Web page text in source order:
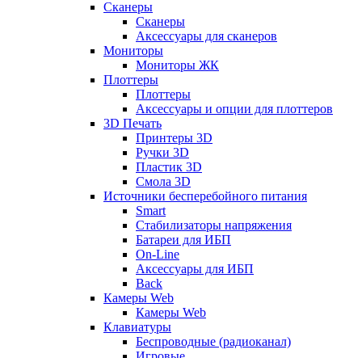
Сканеры
Сканеры
Аксессуары для сканеров
Мониторы
Мониторы ЖК
Плоттеры
Плоттеры
Аксессуары и опции для плоттеров
3D Печать
Принтеры 3D
Ручки 3D
Пластик 3D
Смола 3D
Источники бесперебойного питания
Smart
Стабилизаторы напряжения
Батареи для ИБП
On-Line
Аксессуары для ИБП
Back
Камеры Web
Камеры Web
Клавиатуры
Беспроводные (радиоканал)